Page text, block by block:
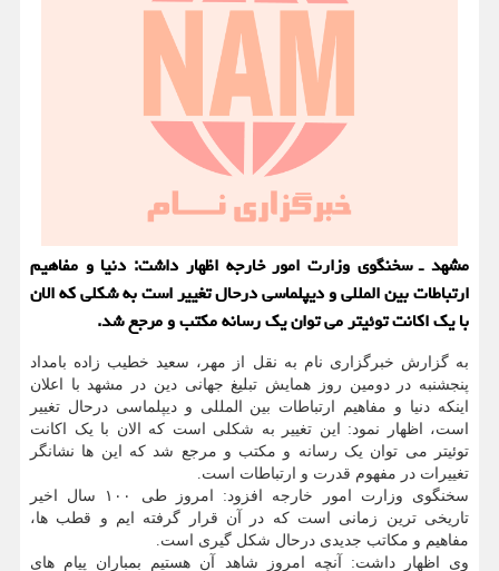
مشهد ـ سخنگوی وزارت امور خارجه اظهار داشت: دنیا و مفاهیم
ارتباطات بین المللی و دیپلماسی درحال تغییر است به شکلی که الان
با یک اکانت توئیتر می توان یک رسانه مکتب و مرجع شد.
به گزارش خبرگزاری نام به نقل از مهر، سعید خطیب زاده بامداد
پنجشنبه در دومین روز همایش تبلیغ جهانی دین در مشهد با اعلان
اینکه دنیا و مفاهیم ارتباطات بین المللی و دیپلماسی درحال تغییر
است، اظهار نمود: این تغییر به شکلی است که الان با یک اکانت
توئیتر می توان یک رسانه و مکتب و مرجع شد که این ها نشانگر
تغییرات در مفهوم قدرت و ارتباطات است.
سخنگوی وزارت امور خارجه افزود: امروز طی ۱۰۰ سال اخیر
تاریخی ترین زمانی است که در آن قرار گرفته ایم و قطب ها،
مفاهیم و مکاتب جدیدی درحال شکل گیری است.
وی اظهار داشت: آنچه امروز شاهد آن هستیم بمباران پیام های